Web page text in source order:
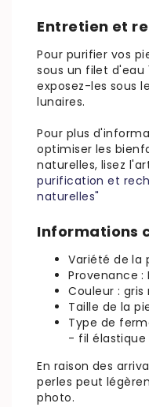
Entretien et
Pour purifier vos
sous un filet d'eau
exposez-les sous
lunaires.
Pour plus
optimiser les
naturelles, lisez
purification et
naturelles"
Informations
Variété de la
Provenance :
Couleur : gris
Taille de la
Type de
- fil élastique
En raison des
perles peut
photo.